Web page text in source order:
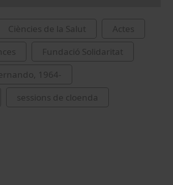
Ciències de la Salut
Actes
Fundació Solidaritat
1964-
sessions de cloenda